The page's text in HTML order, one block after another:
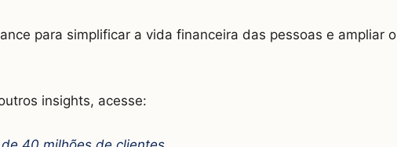
para simplificar a vida financeira das pessoas e ampliar o
insights, acesse: